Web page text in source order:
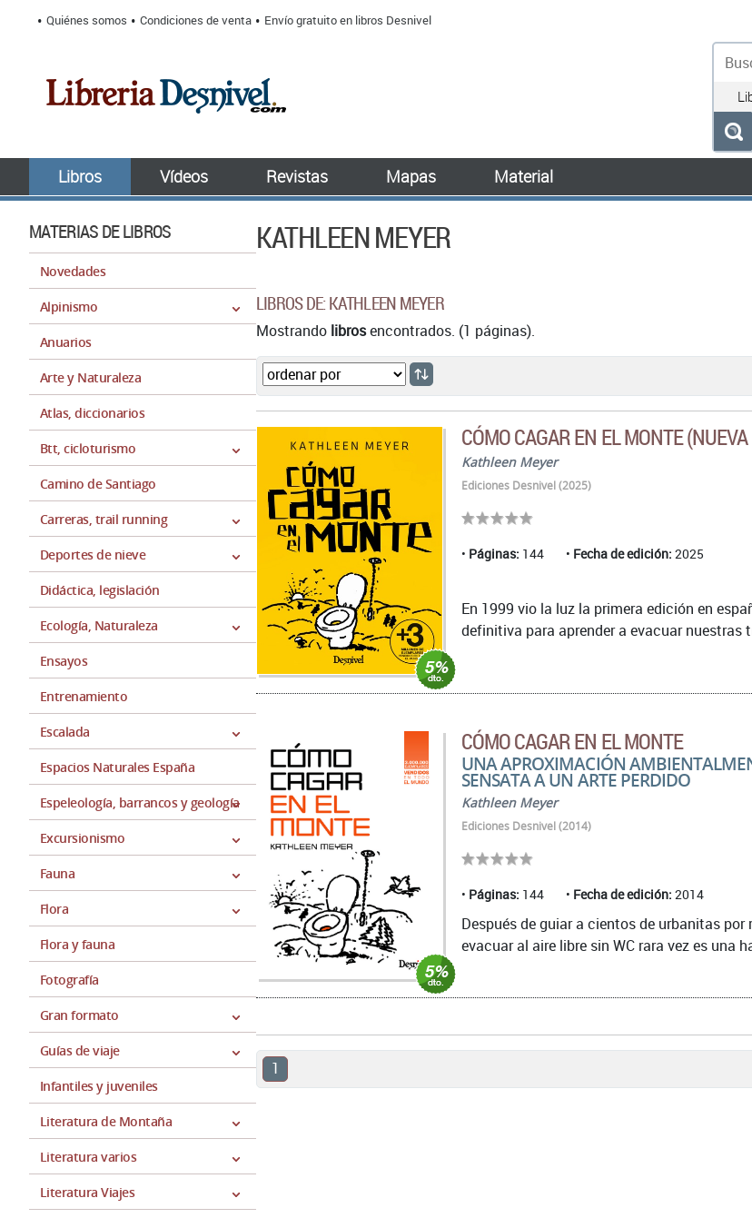
Quiénes somos Condiciones de venta Envío gratuito en libros Desnivel
Libros Vídeos Revistas Mapas Material
MATERIAS DE LIBROS
Novedades
Alpinismo
Anuarios
Arte y Naturaleza
Atlas, diccionarios
Btt, cicloturismo
Camino de Santiago
Carreras, trail running
Deportes de nieve
Didáctica, legislación
Ecología, Naturaleza
Ensayos
Entrenamiento
Escalada
Espacios Naturales España
Espeleología, barrancos y geología
Excursionismo
Fauna
Flora
Flora y fauna
Fotografía
Gran formato
Guías de viaje
Infantiles y juveniles
Literatura de Montaña
Literatura varios
Literatura Viajes
KATHLEEN MEYER
LIBROS DE: KATHLEEN MEYER
Mostrando librosencontrados. (1 páginas).
CÓMO CAGAR EN EL MONTE
Kathleen Meyer
Ediciones Desnivel (2025)
Páginas: 144 Fecha de edición: 2025
En 1999 vio la luz la primera edición en
definitiva para aprender a evacuar nuestras
CÓMO CAGAR EN EL MONTE
UNA APROXIMACIÓN
SENSATA A UN ARTE PERDIDO
Kathleen Meyer
Ediciones Desnivel (2014)
Páginas: 144 Fecha de edición: 2014
Después de guiar a cientos de urbanitas
evacuar al aire libre sin WC rara vez es una
1